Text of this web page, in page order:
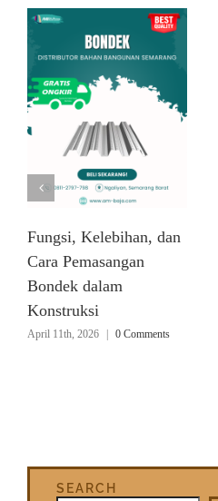
Fungsi, Kelebihan, dan
Cara Pemasangan
Bondek dalam
Konstruksi
April 11th, 2026 | 0 Comments
SEARCH